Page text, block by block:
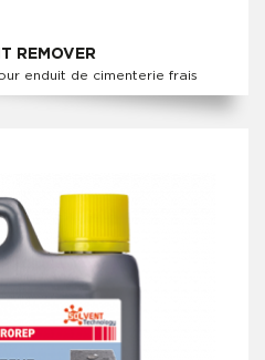
REMOVER
enduit de cimenterie frais